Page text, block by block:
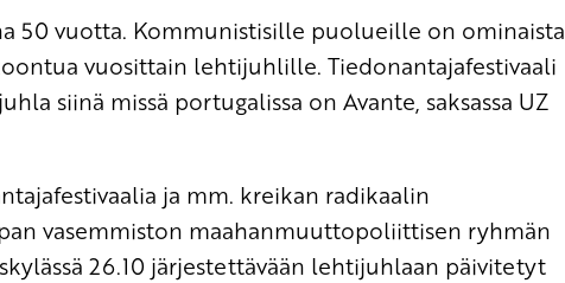
50 vuotta. Kommunistisille puolueille on ominaista
vuosittain lehtijuhlille. Tiedonantajafestivaali
siinä missä portugalissa on Avante, saksassa UZ
ja mm. kreikan radikaalin
vasemmiston maahanmuuttopoliittisen ryhmän
26.10 järjestettävään lehtijuhlaan päivitetyt